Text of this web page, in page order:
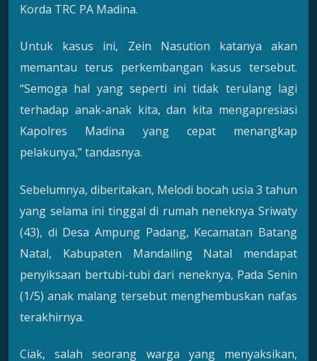
Korda TRC PA Madina.
Untuk kasus ini, Zein Nasution katanya akan
memantau terus perkembangan kasus tersebut.
“Semoga hal yang seperti ini tidak terulang lagi
terhadap anak-anak kita, dan kita mengapresiasi
Kapolres Madina yang cepat menangkap
pelakunya,” tandasnya.
Sebelumnya, diberitakan, Melodi bocah usia 3 tahun
yang selama ini tinggal di rumah neneknya Sriwaty
(43), di Desa Ampung Padang, Kecamatan Batang
Natal, Kabupaten Mandailing Natal mendapat
penyiksaan bertubi-tubi dari neneknya, Pada Senin
(1/5) anak malang tersebut menghembuskan nafas
terakhirnya.
Ciak, salah seorang warga yang menyaksikan,